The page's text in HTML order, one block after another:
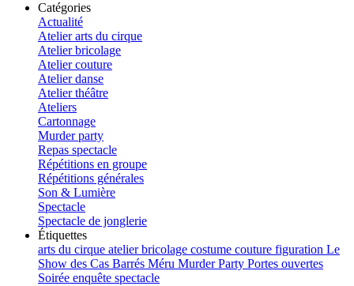
Catégories
Actualité
Atelier arts du cirque
Atelier bricolage
Atelier couture
Atelier danse
Atelier théâtre
Ateliers
Cartonnage
Murder party
Repas spectacle
Répétitions en groupe
Répétitions générales
Son & Lumière
Spectacle
Spectacle de jonglerie
Étiquettes
arts du cirque atelierbricolage costume couture figuration Le
Show des Cas Barrés Méru Murder Party Portes ouvertes
Soirée enquête spectacle